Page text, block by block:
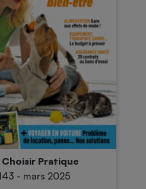
Choisir Pratique
- mars 2025